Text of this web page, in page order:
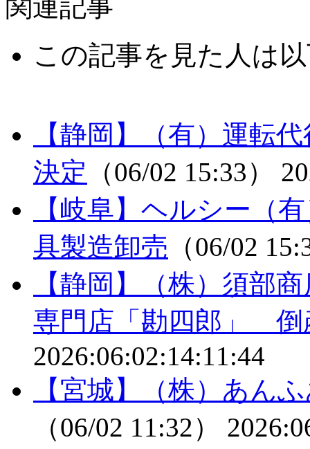
関連記事
この記事を見た人は
【静岡】（有）運転
決定 （06/02 15:33）
【岐阜】ヘルシー（
具製造卸売 （06/02
【静岡】（株）須部
専門店「勘四郎」 倒
2026:06:02:14:11:44
【宮城】（株）あん
（06/02 11:32）